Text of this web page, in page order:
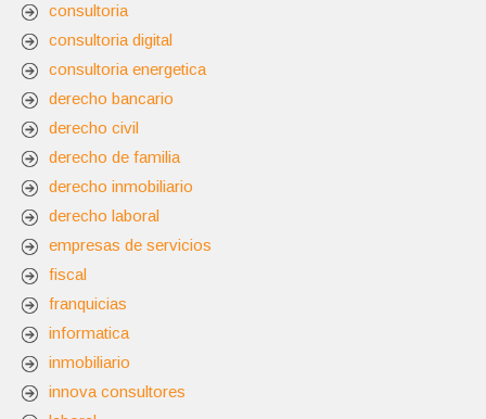
consultoria
consultoria digital
consultoria energetica
derecho bancario
derecho civil
derecho de familia
derecho inmobiliario
derecho laboral
empresas de servicios
fiscal
franquicias
informatica
inmobiliario
innova consultores